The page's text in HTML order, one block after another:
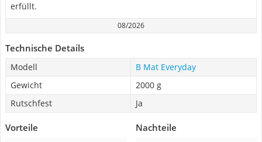
erfüllt.
08/2026
Technische Details
Modell
B Mat Everyday
Gewicht
2000 g
Rutschfest
Ja
Vorteile Nachteile